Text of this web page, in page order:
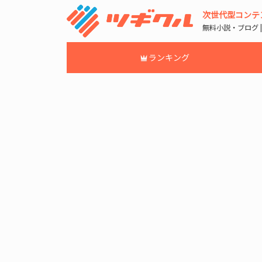
次世代型コン
無料小説・ブログ
ランキング